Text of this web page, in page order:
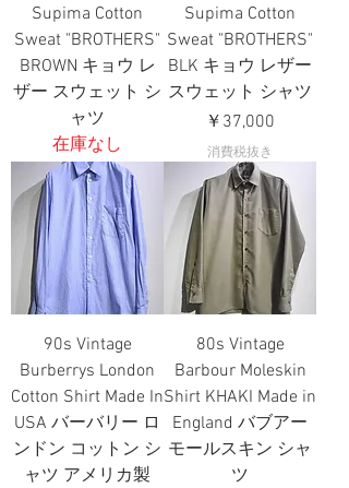
Supima Cotton
Sweat "BROTHERS"
BROWN キョウ レ
ザー スウェット シ
ャツ
在庫なし
Supima Cotton
Sweat "BROTHERS"
BLK キョウ レザー
スウェット シャツ
価格
￥37,000
消費税抜き
90s Vintage
Burberrys London
Cotton Shirt Made In
USA バーバリー ロ
ンドン コットン シ
ャツ アメリカ製
80s Vintage
Barbour Moleskin
Shirt KHAKI Made in
England バブアー
モールスキン シャ
ツ